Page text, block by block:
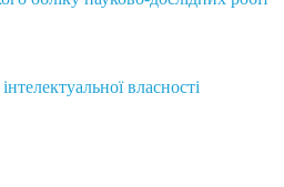
власності